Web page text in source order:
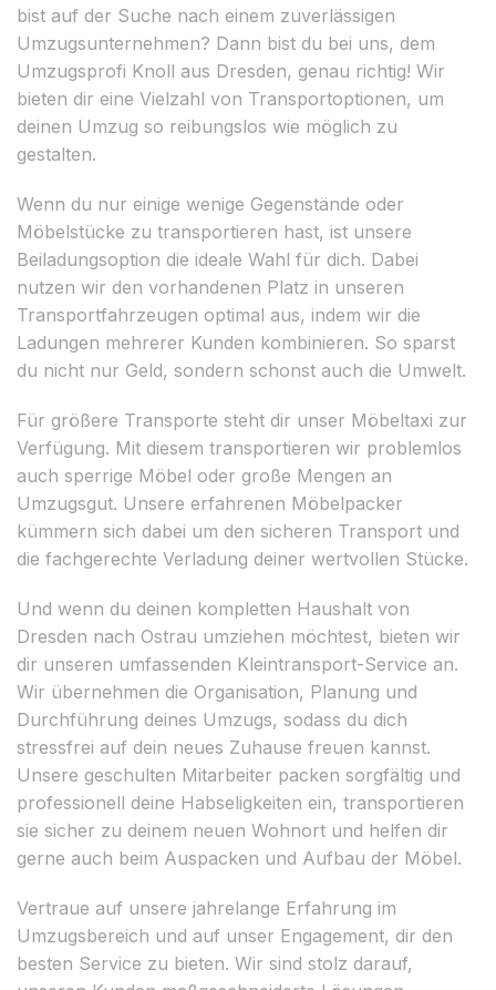
bist auf der Suche nach einem zuverlässigen
Umzugsunternehmen? Dann bist du bei uns, dem
Umzugsprofi Knoll aus Dresden, genau richtig! Wir
bieten dir eine Vielzahl von Transportoptionen, um
deinen Umzug so reibungslos wie möglich zu
gestalten.
Wenn du nur einige wenige Gegenstände oder
Möbelstücke zu transportieren hast, ist unsere
Beiladungsoption die ideale Wahl für dich. Dabei
nutzen wir den vorhandenen Platz in unseren
Transportfahrzeugen optimal aus, indem wir die
Ladungen mehrerer Kunden kombinieren. So sparst
du nicht nur Geld, sondern schonst auch die Umwelt.
Für größere Transporte steht dir unser Möbeltaxi zur
Verfügung. Mit diesem transportieren wir problemlos
auch sperrige Möbel oder große Mengen an
Umzugsgut. Unsere erfahrenen Möbelpacker
kümmern sich dabei um den sicheren Transport und
die fachgerechte Verladung deiner wertvollen Stücke.
Und wenn du deinen kompletten Haushalt von
Dresden nach Ostrau umziehen möchtest, bieten wir
dir unseren umfassenden Kleintransport-Service an.
Wir übernehmen die Organisation, Planung und
Durchführung deines Umzugs, sodass du dich
stressfrei auf dein neues Zuhause freuen kannst.
Unsere geschulten Mitarbeiter packen sorgfältig und
professionell deine Habseligkeiten ein, transportieren
sie sicher zu deinem neuen Wohnort und helfen dir
gerne auch beim Auspacken und Aufbau der Möbel.
Vertraue auf unsere jahrelange Erfahrung im
Umzugsbereich und auf unser Engagement, dir den
besten Service zu bieten. Wir sind stolz darauf,